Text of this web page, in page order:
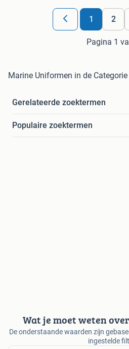
1 2
Pagina 1
Marine Uniformen in de
Gerelateerde zoektermen
Populaire zoektermen
Wat je moet weten
De onderstaande waarden zijn
ingestelde